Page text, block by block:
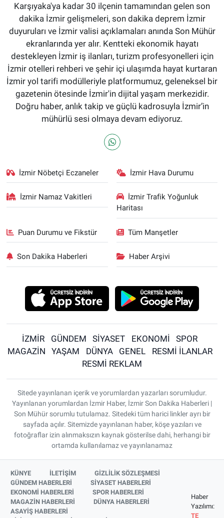
Karşıyaka'ya kadar 30 ilçenin tamamından gelen son
dakika İzmir gelişmeleri, son dakika deprem İzmir
duyuruları ve İzmir valisi açıklamaları anında Son Mühür
ekranlarında yer alır. Kentteki ekonomik hayatı
destekleyen İzmir iş ilanları, turizm profesyonelleri için
İzmir otelleri rehberi ve şehir içi ulaşımda hayat kurtaran
İzmir yol tarifi modülleriyle platformumuz, geleneksel bir
gazetenin ötesinde İzmir'in dijital yaşam merkezidir.
Doğru haber, anlık takip ve güçlü kadrosuyla İzmir’in
mühürlü sesi olmaya devam ediyoruz.
İzmir Nöbetçi Eczaneler İzmir Hava Durumu
İzmir Namaz Vakitleri
İzmir Trafik Yoğunluk
Haritası
Puan Durumu ve Fikstür Tüm Manşetler
Son Dakika Haberleri Haber Arşivi
İZMİR GÜNDEM SİYASET EKONOMİ
SPOR
MAGAZİN
YAŞAM DÜNYA GENEL
RESMİ İLANLAR
RESMİ REKLAM
Sitede yayınlanan içerik ve yorumlardan yazarları sorumludur.
Yayınlanan yorumlardan İzmir Haber, İzmir Son Dakika Haberleri |
Son Mühür sorumlu tutulamaz. Sitedeki tüm harici linkler ayrı bir
sayfada açılır. Sitemizde yayınlanan haber, köşe yazıları ve
fotoğraflar izin alınmaksızın kaynak gösterilse dahi, herhangi bir
ortamda kullanılamaz ve yayınlanamaz
KÜNYE İLETİŞİM
GİZLİLİK SÖZLEŞMESİ
GÜNDEM HABERLERİ
SİYASET HABERLERİ
EKONOMİ HABERLERİ
SPOR HABERLERİ
MAGAZİN HABERLERİ
DÜNYA HABERLERİ
ASAYİŞ HABERLERİ
Haber
Yazılımı:
TE